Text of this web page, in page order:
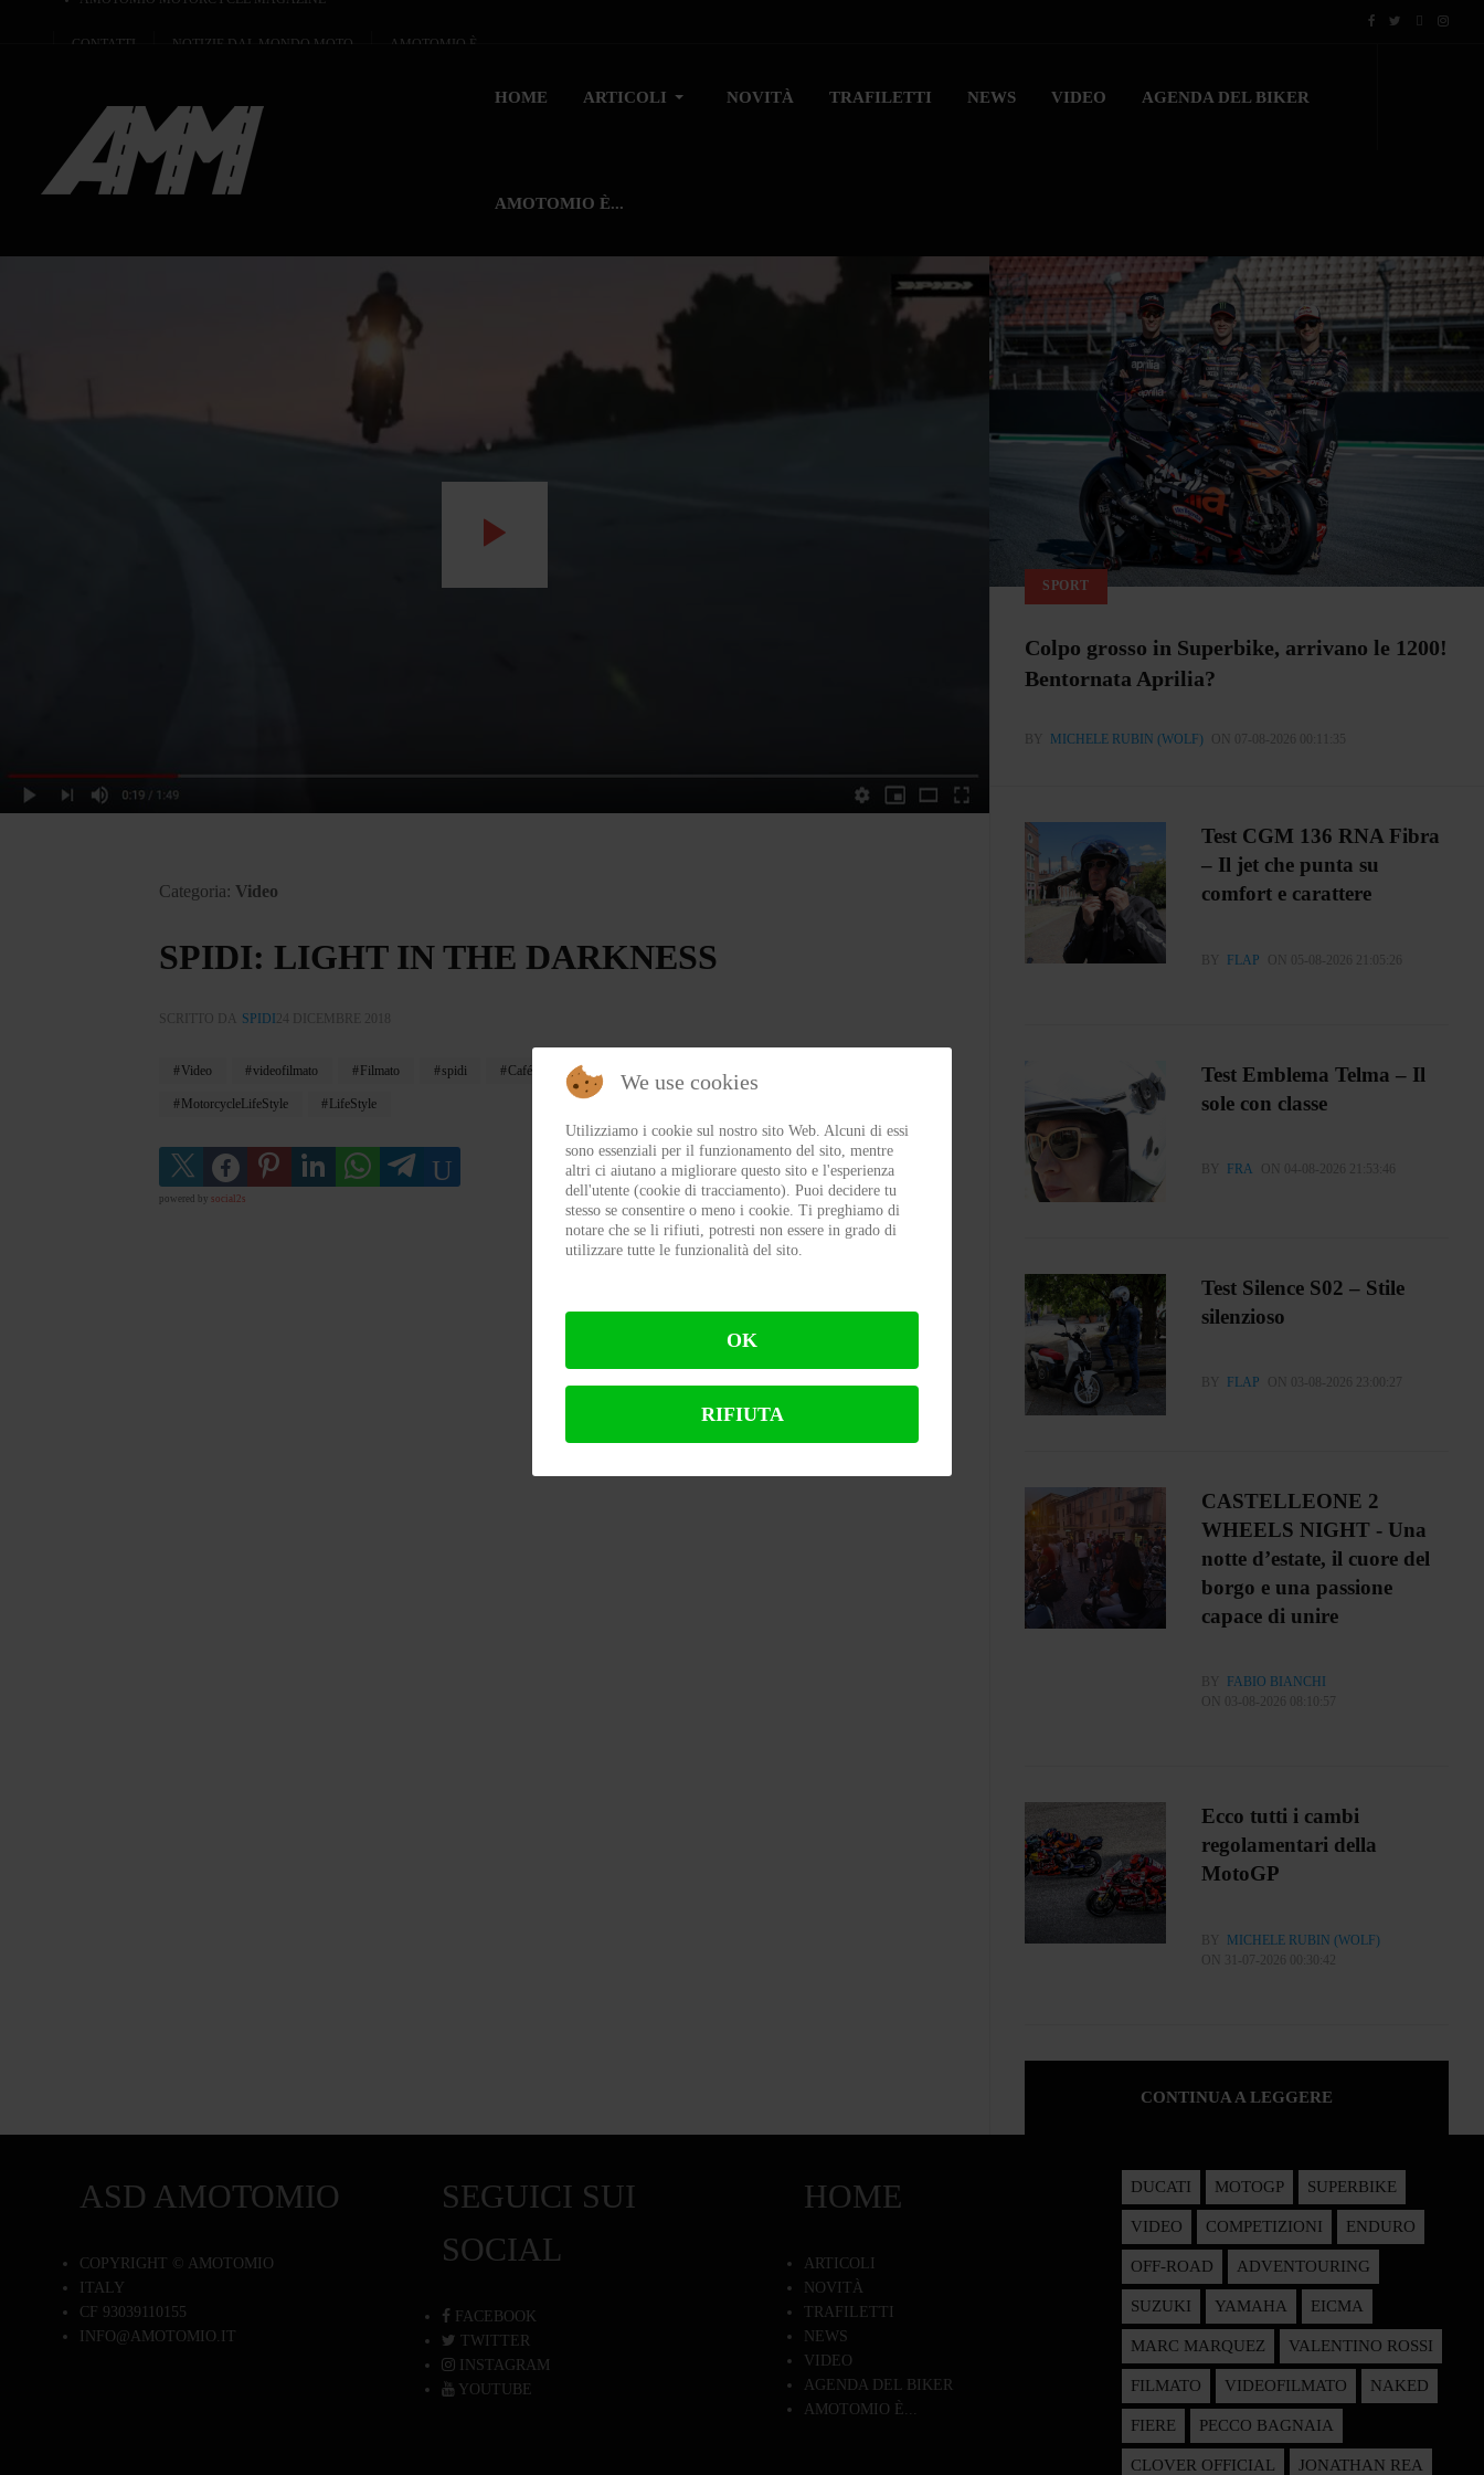
CONTATTI NOTIZIE DAL MONDO MOTO AMOTOMIO È...
HOME ARTICOLI NOVITÀ TRAFILETTI NEWS VIDEO AGENDA DEL BIKER
AMOTOMIO È...
WATCH THE VIDEO
Categoria: Video
SPIDI: LIGHT IN THE DARKNESS
SCRITTO DA SPIDI 24 DICEMBRE 2018
Video videofilmato Filmato spidi Café Racer
MotorcycleLifeStyle LifeStyle
powered by social2s
SPORT
Colpo grosso in Superbike, arrivano le 1200!
Bentornata Aprilia?
BY MICHELE RUBIN (WOLF) ON 07-08-2026 00:11:35
Test CGM 136 RNA Fibra
– Il jet che punta su
comfort e carattere
BY FLAP ON 05-08-2026 21:05:26
Test Emblema Telma – Il
sole con classe
BY FRA ON 04-08-2026 21:53:46
Test Silence S02 – Stile
silenzioso
BY FLAP ON 03-08-2026 23:00:27
CASTELLEONE 2
WHEELS NIGHT - Una
notte d’estate, il cuore del
borgo e una passione
capace di unire
BY
FABIO BIANCHI
ON 03-08-2026 08:10:57
Ecco tutti i cambi
regolamentari della
MotoGP
BY
MICHELE RUBIN (WOLF)
ON 31-07-2026 00:30:42
CONTINUA A LEGGERE
ASD AMOTOMIO
COPYRIGHT © AMOTOMIO
ITALY
CF 93039110155
INFO@AMOTOMIO.IT
SEGUICI SUI
SOCIAL
FACEBOOK
TWITTER
INSTAGRAM
YOUTUBE
HOME
ARTICOLI
NOVITÀ
TRAFILETTI
NEWS
VIDEO
AGENDA DEL BIKER
AMOTOMIO È...
DUCATI MOTOGP SUPERBIKE
VIDEO COMPETIZIONI ENDURO
OFF-ROAD ADVENTOURING
SUZUKI YAMAHA EICMA
MARC MARQUEZ VALENTINO ROSSI
FILMATO VIDEOFILMATO NAKED
FIERE PECCO BAGNAIA
CLOVER OFFICIAL JONATHAN REA
We use cookies
Utilizziamo i cookie sul nostro sito Web. Alcuni di essi
sono essenziali per il funzionamento del sito, mentre
altri ci aiutano a migliorare questo sito e l'esperienza
dell'utente (cookie di tracciamento). Puoi decidere tu
stesso se consentire o meno i cookie. Ti preghiamo di
notare che se li rifiuti, potresti non essere in grado di
utilizzare tutte le funzionalità del sito.
OK
RIFIUTA